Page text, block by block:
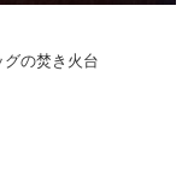
の焚き火台